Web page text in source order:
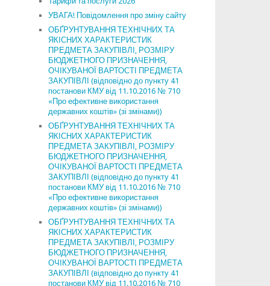
УВАГА! Повідомлення про зміну сайту
ОБҐРУНТУВАННЯ ТЕХНІЧНИХ ТА
ЯКІСНИХ ХАРАКТЕРИСТИК
ПРЕДМЕТА ЗАКУПІВЛІ, РОЗМІРУ
БЮДЖЕТНОГО ПРИЗНАЧЕННЯ,
ОЧІКУВАНОЇ ВАРТОСТІ ПРЕДМЕТА
ЗАКУПІВЛІ (відповідно до пункту 41
постанови КМУ від 11.10.2016 № 710
«Про ефективне використання
державних коштів» (зі змінами))
ОБҐРУНТУВАННЯ ТЕХНІЧНИХ ТА
ЯКІСНИХ ХАРАКТЕРИСТИК
ПРЕДМЕТА ЗАКУПІВЛІ, РОЗМІРУ
БЮДЖЕТНОГО ПРИЗНАЧЕННЯ,
ОЧІКУВАНОЇ ВАРТОСТІ ПРЕДМЕТА
ЗАКУПІВЛІ (відповідно до пункту 41
постанови КМУ від 11.10.2016 № 710
«Про ефективне використання
державних коштів» (зі змінами))
ОБҐРУНТУВАННЯ ТЕХНІЧНИХ ТА
ЯКІСНИХ ХАРАКТЕРИСТИК
ПРЕДМЕТА ЗАКУПІВЛІ, РОЗМІРУ
БЮДЖЕТНОГО ПРИЗНАЧЕННЯ,
ОЧІКУВАНОЇ ВАРТОСТІ ПРЕДМЕТА
ЗАКУПІВЛІ (відповідно до пункту 41
постанови КМУ від 11.10.2016 № 710